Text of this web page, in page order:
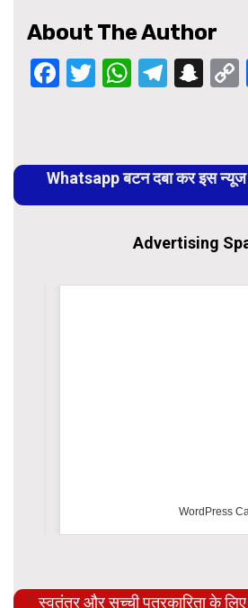
About The Author
Facebook
Twitter
Reading
Whatsapp बटन दबा कर इस
Advertising
WordPress
स्वतंत्र और सच्ची पत्रकारिता के